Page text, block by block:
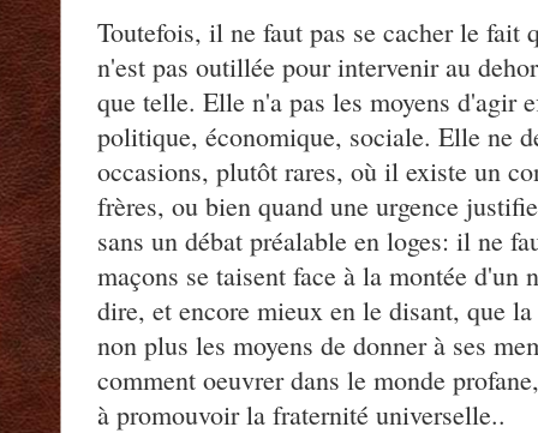
Toutefois, il ne faut pas se cacher le fait
n'est pas outillée pour intervenir au
que telle. Elle n'a pas les moyens d'agir
politique, économique, sociale. Elle ne
occasions, plutôt rares, où il existe un
frères, ou bien quand une urgence
sans un débat préalable en loges: il ne
maçons se taisent face à la montée
dire, et encore mieux en le disant, que
non plus les moyens de donner à ses
comment oeuvrer dans le monde
à promouvoir la fraternité universelle..